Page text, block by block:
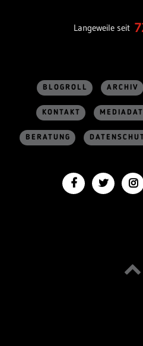
Langeweile seit
BLOGROLL ARCHIV
KONTAKT
BERATUNG